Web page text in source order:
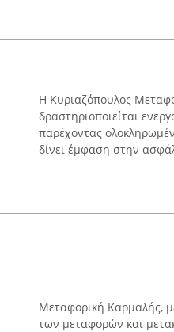
Η Κυριαζόπουλος
δραστηριοποιείται
παρέχοντας
δίνει έμφαση στην
Μεταφορική Καρμαλής,
των μεταφορών και